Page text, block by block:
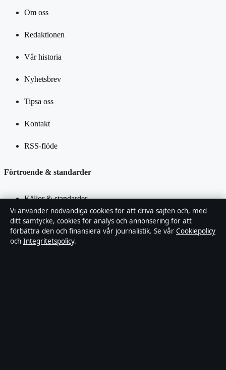
Om oss
Redaktionen
Vår historia
Nyhetsbrev
Tipsa oss
Kontakt
RSS-flöde
Förtroende & standarder
Källor & standarder
Redaktionell policy
Rättelsepolicy
Vi använder nödvändiga cookies för att driva sajten och, med
ditt samtycke, cookies för analys och annonsering för att
förbättra den och finansiera vår journalistik. Se vår Cookiepolicy
och Integritetspolicy.